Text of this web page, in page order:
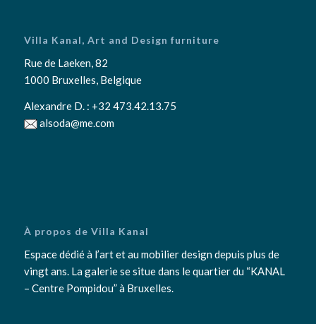
Villa Kanal, Art and Design furniture
Rue de Laeken, 82
1000 Bruxelles, Belgique
Alexandre D. : +32 473.42.13.75
alsoda@me.com
À propos de Villa Kanal
Espace dédié à l’art et au mobilier design depuis plus de
vingt ans. La galerie se situe dans le quartier du “KANAL
– Centre Pompidou” à Bruxelles.